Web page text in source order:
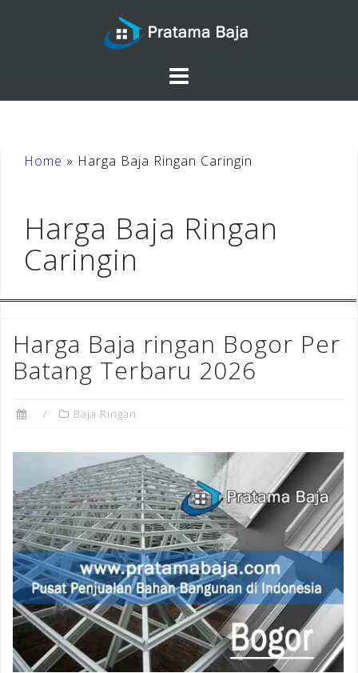
Home » Harga Baja Ringan Caringin
Harga Baja Ringan
Caringin
Harga Baja ringan Bogor Per
Batang Terbaru 2026
Baja Ringan